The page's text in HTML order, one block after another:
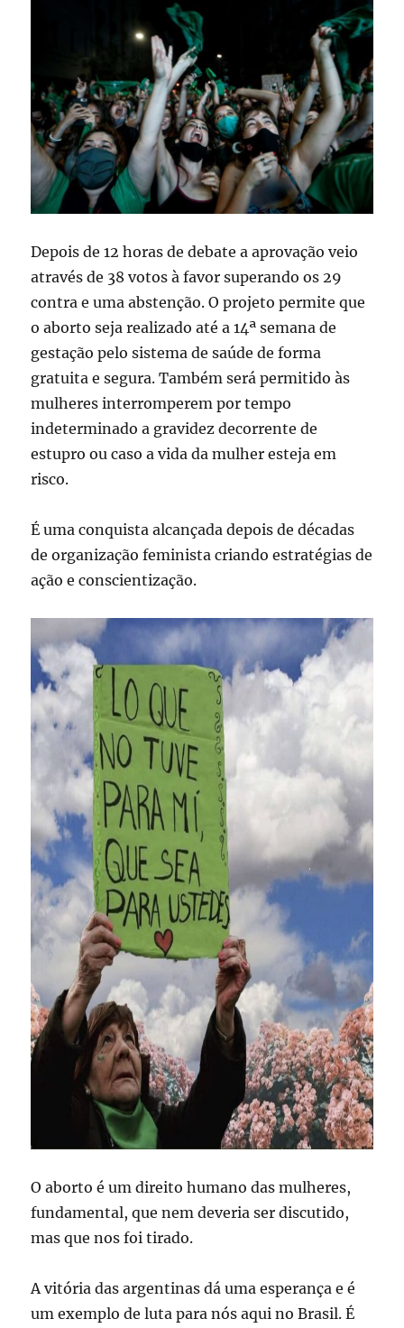
Depois de 12 horas de debate a aprovação veio
através de 38 votos à favor superando os 29
contra e uma abstenção. O projeto permite que
o aborto seja realizado até a 14ª semana de
gestação pelo sistema de saúde de forma
gratuita e segura. Também será permitido às
mulheres interromperem por tempo
indeterminado a gravidez decorrente de
estupro ou caso a vida da mulher esteja em
risco.
É uma conquista alcançada depois de décadas
de organização feminista criando estratégias de
ação e conscientização.
O aborto é um direito humano das mulheres,
fundamental, que nem deveria ser discutido,
mas que nos foi tirado.
A vitória das argentinas dá uma esperança e é
um exemplo de luta para nós aqui no Brasil. É